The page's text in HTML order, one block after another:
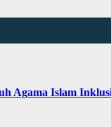
Agama Islam